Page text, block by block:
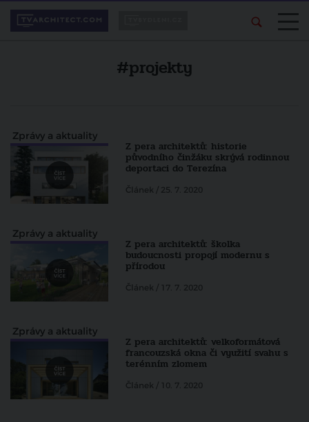
#projekty
Zprávy a aktuality
Z pera architektů: historie
původního činžáku skrývá rodinnou
deportaci do Terezína
Článek / 25. 7. 2020
Zprávy a aktuality
Z pera architektů: školka
budoucnosti propojí modernu s
přírodou
Článek / 17. 7. 2020
Zprávy a aktuality
Z pera architektů: velkoformátová
francouzská okna či využití svahu s
terénním zlomem
Článek / 10. 7. 2020